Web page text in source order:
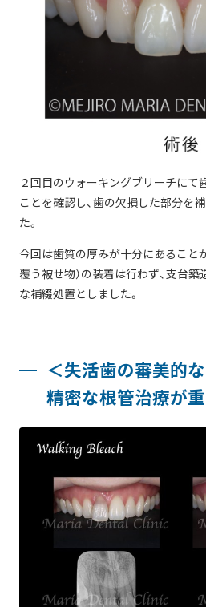
２回目のウォーキングブリーチにて
ことを確認し、歯の欠損した部分を
た。
今回は歯質の厚みが十分にあること
覆う被せ物）の装着は行わず、支台
な補綴処置としました。
＜失活歯の審美的
精密な根管治療が